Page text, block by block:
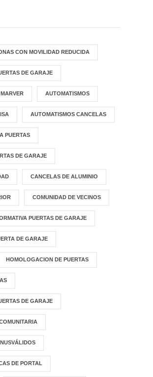
CON MOVILIDAD REDUCIDA
DE GARAJE
AUTOMATISMOS
AUTOMATISMOS CANCELAS
PUERTAS
DE GARAJE
CANCELAS DE ALUMINIO
COMUNIDAD DE VECINOS
PUERTAS DE GARAJE
DE GARAJE
HOMOLOGACION DE PUERTAS
DE GARAJE
DE PORTAL